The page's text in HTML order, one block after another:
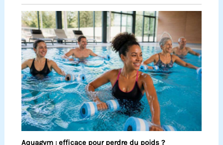
Aquagym : efficace pour perdre du poids ?